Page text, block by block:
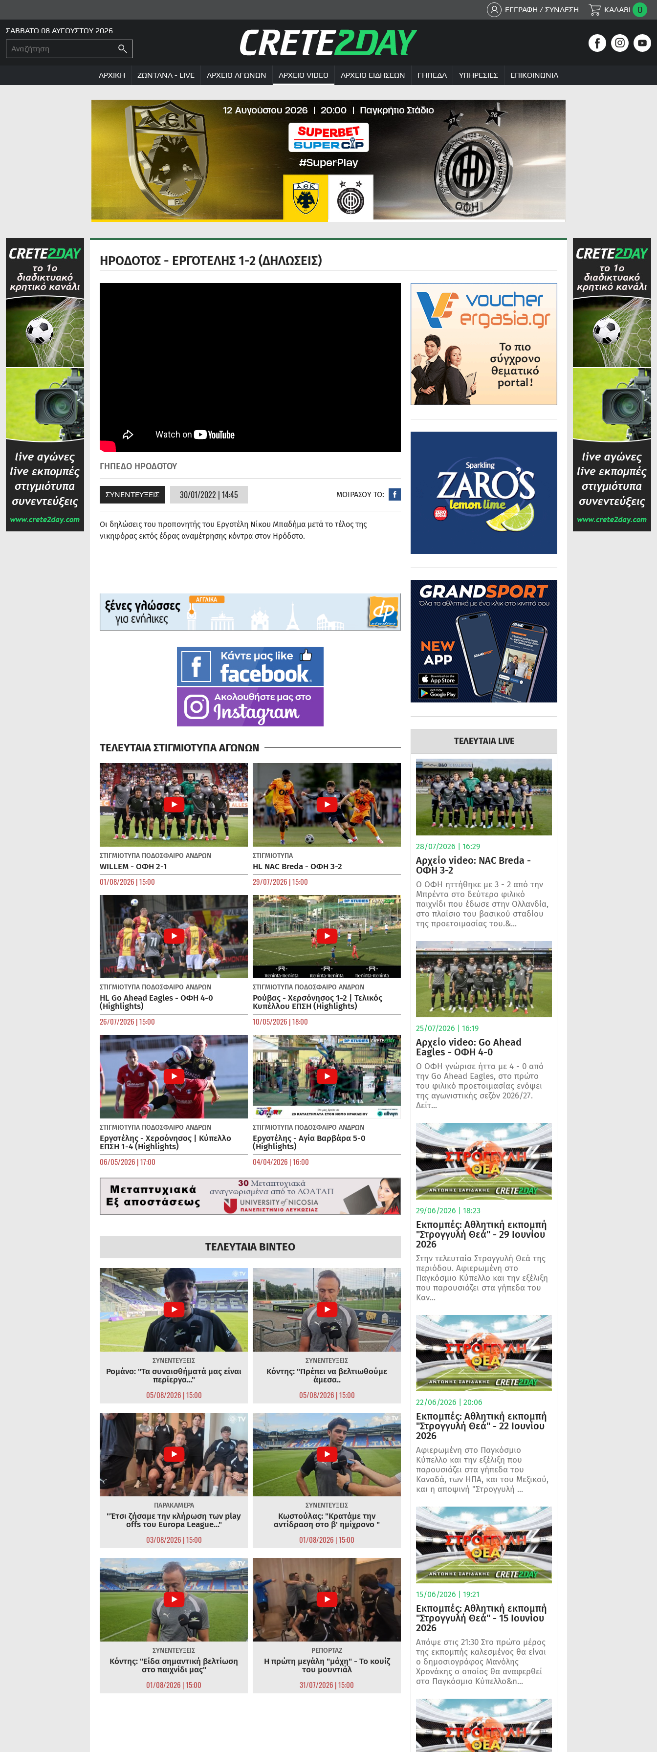
ΕΓΓΡΑΦΗ / ΣΥΝΔΕΣΗ ΚΑΛΑΘΙ 0
ΣΑΒΒΑΤΟ 08 ΑΥΓΟΥΣΤΟΥ 2026
ΑΡΧΙΚΗ ΖΩΝΤΑΝΑ - LIVE ΑΡΧΕΙΟ ΑΓΩΝΩΝ ΑΡΧΕΙΟ VIDEO ΑΡΧΕΙΟ ΕΙΔΗΣΕΩΝ ΓΗΠΕΔΑ ΥΠΗΡΕΣΙΕΣ ΕΠΙΚΟΙΝΩΝΙΑ
ΗΡΟΔΟΤΟΣ - ΕΡΓΟΤΕΛΗΣ 1-2 (ΔΗΛΩΣΕΙΣ)
ΓΗΠΕΔΟ ΗΡΟΔΟΤΟΥ
ΣΥΝΕΝΤΕΥΞΕΙΣ 30/01/2022 | 14:45 ΜΟΙΡΑΣΟΥ ΤΟ:
Οι δηλώσεις του προπονητής του Εργοτέλη Νίκου Μπαδήμα μετά το τέλος της
νικηφόρας εκτός έδρας αναμέτρησης κόντρα στον Ηρόδοτο.
ΤΕΛΕΥΤΑΙΑ ΣΤΙΓΜΙΟΤΥΠΑ ΑΓΩΝΩΝ
ΣΤΙΓΜΙΟΤΥΠΑ ΠΟΔΌΣΦΑΙΡΟ ΑΝΔΡΏΝ
WILLEM - ΟΦΗ 2-1
01/08/2026 | 15:00
ΣΤΙΓΜΙΟΤΥΠΑ
HL NAC Breda - ΟΦΗ 3-2
29/07/2026 | 15:00
ΣΤΙΓΜΙΟΤΥΠΑ ΠΟΔΌΣΦΑΙΡΟ ΑΝΔΡΏΝ
HL Go Ahead Eagles - ΟΦΗ 4-0
(Highlights)
26/07/2026 | 15:00
ΣΤΙΓΜΙΟΤΥΠΑ ΠΟΔΌΣΦΑΙΡΟ ΑΝΔΡΏΝ
Ρούβας - Χερσόνησος 1-2 | Τελικός
Κυπέλλου ΕΠΣΗ (Highlights)
10/05/2026 | 18:00
ΣΤΙΓΜΙΟΤΥΠΑ ΠΟΔΌΣΦΑΙΡΟ ΑΝΔΡΏΝ
Εργοτέλης - Χερσόνησος | Κύπελλο
ΕΠΣΗ 1-4 (Highlights)
06/05/2026 | 17:00
ΣΤΙΓΜΙΟΤΥΠΑ ΠΟΔΌΣΦΑΙΡΟ ΑΝΔΡΏΝ
Εργοτέλης - Αγία Βαρβάρα 5-0
(Highlights)
04/04/2026 | 16:00
ΤΕΛΕΥΤΑΙΑ ΒΙΝΤΕΟ
ΣΥΝΕΝΤΕΥΞΕΙΣ
Ρομάνο: "Τα συναισθήματά μας είναι
περίεργα..."
05/08/2026 | 15:00
ΣΥΝΕΝΤΕΥΞΕΙΣ
Κόντης: "Πρέπει να βελτιωθούμε
άμεσα..
05/08/2026 | 15:00
ΠΑΡΑΚΑΜΕΡΑ
"Έτσι ζήσαμε την κλήρωση των play
offs του Europa League..."
03/08/2026 | 15:00
ΣΥΝΕΝΤΕΥΞΕΙΣ
Κωστούλας: "Κρατάμε την
αντίδραση στο β' ημίχρονο "
01/08/2026 | 15:00
ΣΥΝΕΝΤΕΥΞΕΙΣ
Κόντης: "Είδα σημαντική βελτίωση
στο παιχνίδι μας"
01/08/2026 | 15:00
ΡΕΠΟΡΤΑΖ
Η πρώτη μεγάλη "μάχη" - Το κουίζ
του μουντιάλ
31/07/2026 | 15:00
ΤΕΛΕΥΤΑΙΑ LIVE
28/07/2026 | 16:29
Αρχείο video: NAC Breda -
ΟΦΗ 3-2
Ο ΟΦΗ ηττήθηκε με 3 - 2 από την
Μπρέντα στο δεύτερο φιλικό
παιχνίδι που έδωσε στην Ολλανδία,
στο πλαίσιο του βασικού σταδίου
της προετοιμασίας του.&...
25/07/2026 | 16:19
Αρχείο video: Go Ahead
Eagles - ΟΦΗ 4-0
Ο ΟΦΗ γνώρισε ήττα με 4 - 0 από
την Go Ahead Eagles, στο πρώτο
του φιλικό προετοιμασίας ενόψει
της αγωνιστικής σεζόν 2026/27.
Δείτ...
29/06/2026 | 18:23
Εκπομπές: Αθλητική εκπομπή
"Στρογγυλή Θεά" - 29 Ιουνίου
2026
Στην τελευταία Στρογγυλή Θεά της
περιόδου. Αφιερωμένη στο
Παγκόσμιο Κύπελλο και την εξέλιξη
που παρουσιάζει στα γήπεδα του
Καν...
22/06/2026 | 20:06
Εκπομπές: Αθλητική εκπομπή
"Στρογγυλή Θεά" - 22 Ιουνίου
2026
Αφιερωμένη στο Παγκόσμιο
Κύπελλο και την εξέλιξη που
παρουσιάζει στα γήπεδα του
Καναδά, των ΗΠΑ, και του Μεξικού,
και η αποψινή "Στρογγυλή ...
15/06/2026 | 19:21
Εκπομπές: Αθλητική εκπομπή
"Στρογγυλή Θεά" - 15 Ιουνίου
2026
Απόψε στις 21:30 Στο πρώτο μέρος
της εκπομπής καλεσμένος θα είναι
ο δημοσιογράφος Μανόλης
Χρονάκης ο οποίος θα αναφερθεί
στο Παγκόσμιο Κύπελλο&n...